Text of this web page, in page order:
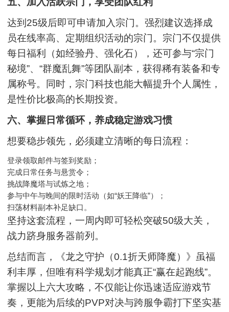
达到25级后即可申请加入宗门。强烈建议选择成
员在线率高、定期组织活动的宗门。宗门不仅提供
每日福利（如经验丹、强化石），还可参与“宗门
秘境”、“群魔乱舞”等团队副本，获得稀有装备和专
属称号。同时，宗门科技也能大幅提升个人属性，
是性价比极高的长期投资。
六、掌握日常循环，养成稳定游戏习惯
想要稳步领先，必须建立清晰的每日流程：
登录领取邮件与签到奖励；
完成日常任务与悬赏令；
挑战降魔塔与试炼之地；
参与中午与晚间的限时活动（如“妖王降临”）；
扫荡材料副本补足缺口。
坚持这套流程，一周内即可轻松突破50级大关，
战力跻身服务器前列。
总结而言，《龙之守护（0.1折天师降魔）》虽福
利丰厚，但唯有科学规划才能真正“赢在起跑线”。
掌握以上六大攻略，不仅能让你迅速适应游戏节
奏，更能为后续的PVP对决与跨服争霸打下坚实基